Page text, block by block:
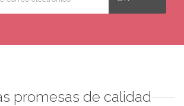
promesas de calidad